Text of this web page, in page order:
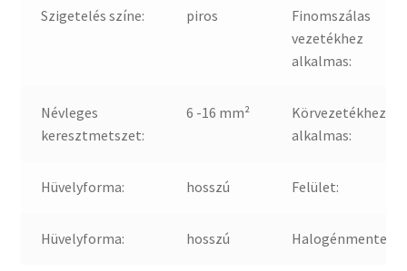
Szigetelés színe: piros
Finomszálas
vezetékhez
alkalmas:
Névleges
keresztmetszet:
6 -16 mm²
Körvezetékhez
alkalmas:
Hüvelyforma: hosszú Felület:
Hüvelyforma: hosszú Halogénmentes: